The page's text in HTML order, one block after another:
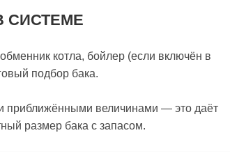
СИСТЕМЕ
котла, бойлер (если включён в
подбор бака.
приближёнными величинами — это даёт
размер бака с запасом.